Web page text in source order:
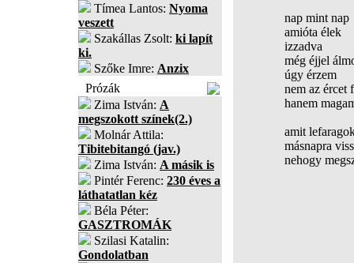
Tímea Lantos: Nyoma
veszett
Szakállas Zsolt: ki lapít
ki.
Szőke Imre: Anzix
Prózák
Zima István: A
megszokott színek(2.)
Molnár Attila:
Tibitebitangó (jav.)
Zima István: A másik is
Pintér Ferenc: 230 éves a
láthatatlan kéz
Béla Péter:
GASZTROMÁK
Szilasi Katalin:
Gondolatban
nap mint nap
amióta élek
izzadva
még éjjel
úgy érzem
nem az ércet
hanem
amit
másnapra
nehogy